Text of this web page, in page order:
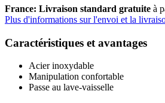
France: Livraison standard gratuite à
Plus d'informations sur l'envoi et la
Caractéristiques et avantages
Acier inoxydable
Manipulation confortable
Passe au lave-vaisselle